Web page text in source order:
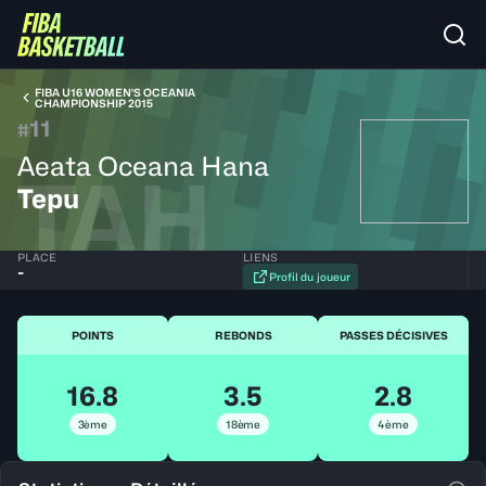
FIBA U16 WOMEN'S OCEANIA
CHAMPIONSHIP 2015
#11
Aeata Oceana Hana
Tepu
TAH
PLACE
-
LIENS
Profil du joueur
POINTS
16.8
3ème
REBONDS
3.5
18ème
PASSES DÉCISIVES
2.8
4ème